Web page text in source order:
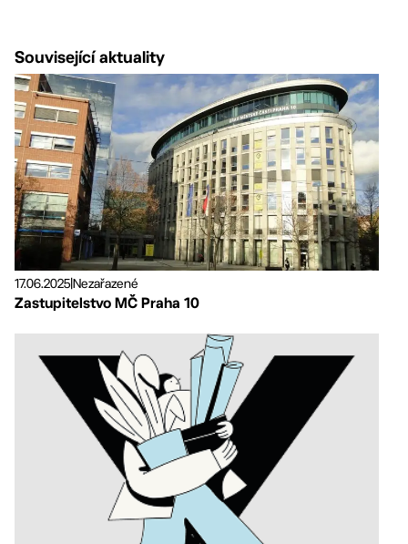
Související aktuality
17.06.2025Nezařazené
Zastupitelstvo MČ Praha 10